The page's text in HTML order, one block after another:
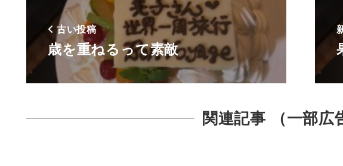
古い投稿
歳を重ねるって素敵
関連記事 （一部広